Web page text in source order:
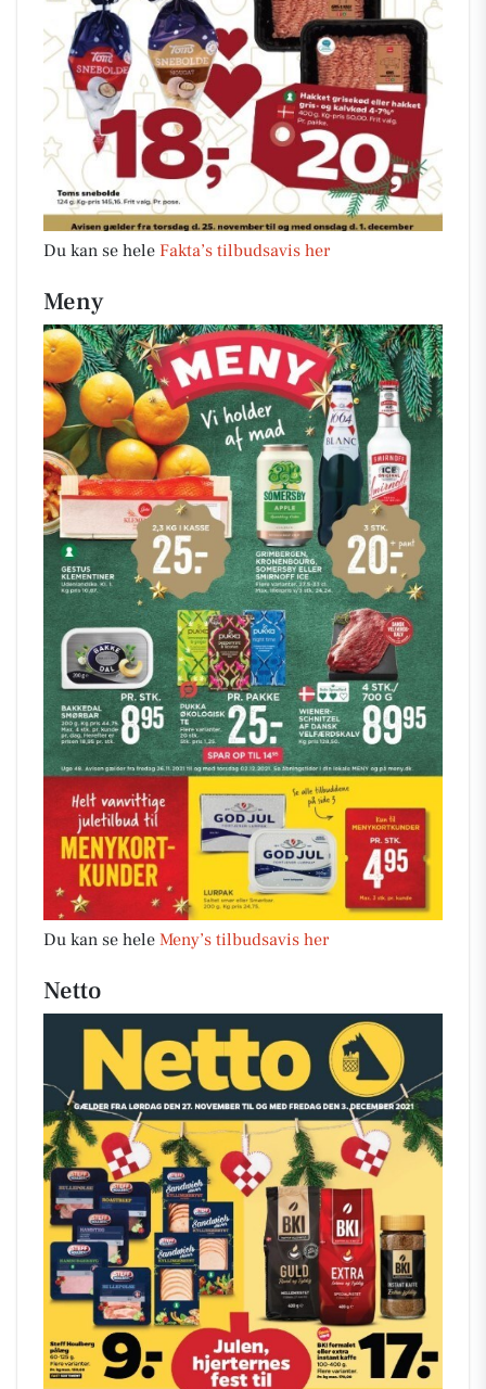
Du kan se hele Fakta’s tilbudsavis her
Meny
Du kan se hele Meny’s tilbudsavis her
Netto